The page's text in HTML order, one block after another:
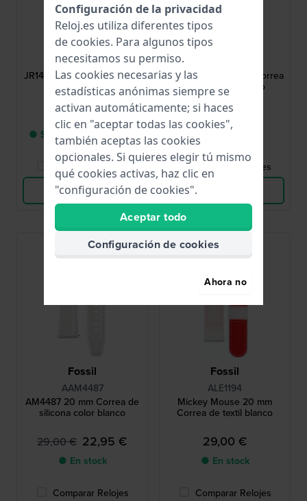
Fossil
AJR1424
JR1424 Nate 24 mm Correa
de piel marrón
39,00 €
● Sólo queda 1 en stock
Comparar Relojes
Ver Producto
Fossil
JR1354 Nate 24 mm Correa
de piel color negro
39,00 €
Comparar Relojes
Ver Producto
Fossil
AAM4487
AM4487 20 mm Correa de
silicona color blanco
29,00 € 22,95 €
● En stock
Comparar Relojes
Fossil
ALE1194
Mickey Mouse 20 mm
Correa de textil blanco
29,00 €
● En stock
Comparar Relojes
Configuración de la privacidad
Reloj.es utiliza diferentes tipos
de cookies. Para algunos tipos
necesitamos su permiso.
Las cookies necesarias y las
estadísticas anónimas siempre se
activan automáticamente; si haces
clic en "aceptar todas las cookies",
también aceptas las cookies
opcionales. Si quieres elegir tú mismo
qué cookies activas, haz clic en
"configuración de cookies".
Aceptar todo
Configuración de cookies
Ahora no